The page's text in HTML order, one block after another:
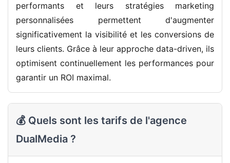
performants et leurs stratégies marketing
personnalisées permettent d'augmenter
significativement la visibilité et les conversions de
leurs clients. Grâce à leur approche data-driven, ils
optimisent continuellement les performances pour
garantir un ROI maximal.
💰 Quels sont les tarifs de l'agence
DualMedia ?